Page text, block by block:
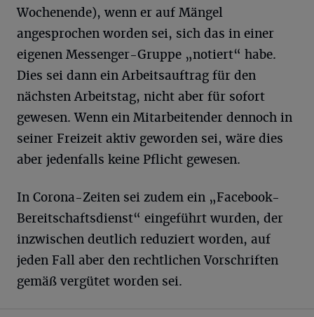
Wochenende), wenn er auf Mängel
angesprochen worden sei, sich das in einer
eigenen Messenger-Gruppe „notiert“ habe.
Dies sei dann ein Arbeitsauftrag für den
nächsten Arbeitstag, nicht aber für sofort
gewesen. Wenn ein Mitarbeitender dennoch in
seiner Freizeit aktiv geworden sei, wäre dies
aber jedenfalls keine Pflicht gewesen.
In Corona-Zeiten sei zudem ein „Facebook-
Bereitschaftsdienst“ eingeführt wurden, der
inzwischen deutlich reduziert worden, auf
jeden Fall aber den rechtlichen Vorschriften
gemäß vergütet worden sei.